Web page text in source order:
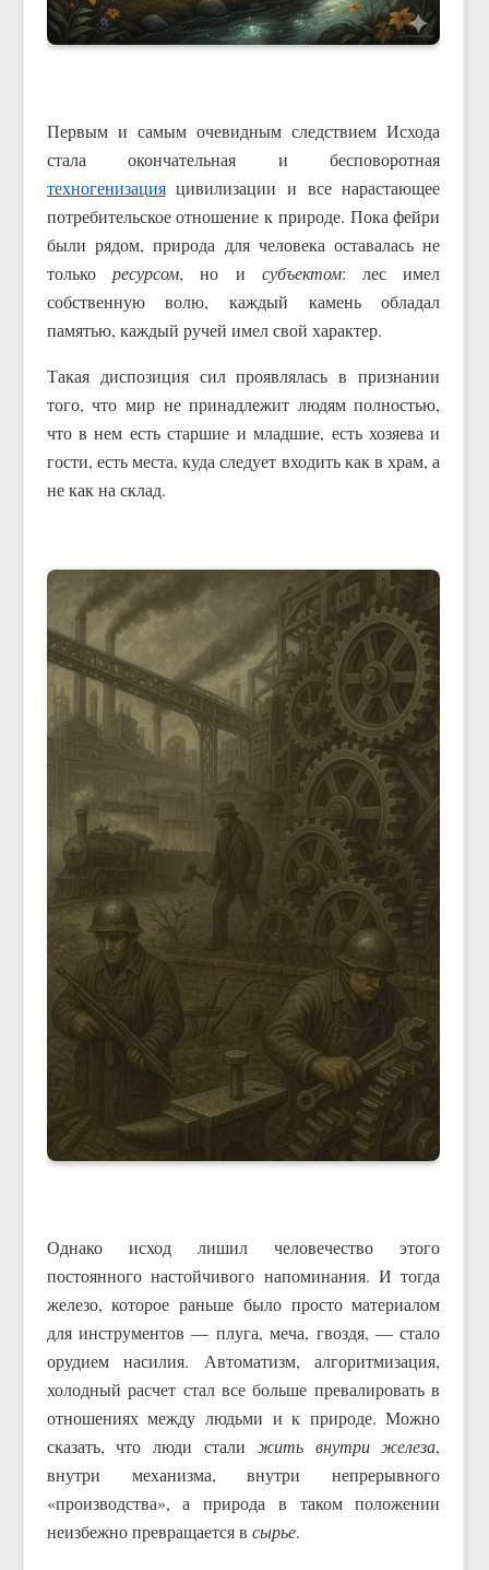
Первым и самым очевидным следствием Исхода
стала окончательная и бесповоротная
техногенизацияцивилизации и все нарастающее
потребительское отношение к природе. Пока фейри
были рядом, природа для человека оставалась не
только ресурсом, но и субъектом: лес имел
собственную волю, каждый камень обладал
памятью, каждый ручей имел свой характер.
Такая диспозиция сил проявлялась в признании
того, что мир не принадлежит людям полностью,
что в нем есть старшие и младшие, есть хозяева и
гости, есть места, куда следует входить как в храм, а
не как на склад.
Однако исход лишил человечество этого
постоянного настойчивого напоминания. И тогда
железо, которое раньше было просто материалом
для инструментов — плуга, меча, гвоздя, — стало
орудием насилия. Автоматизм, алгоритмизация,
холодный расчет стал все больше превалировать в
отношениях между людьми и к природе. Можно
сказать, что люди стали жить внутри железа,
внутри механизма, внутри непрерывного
«производства», а природа в таком положении
неизбежно превращается в сырье.